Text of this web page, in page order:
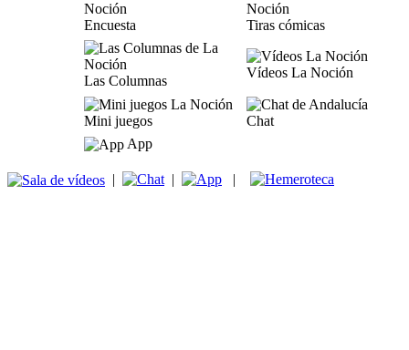
Encuesta Tiras cómicas
Las Columnas
Vídeos La Noción
Mini juegos
Chat
App
| | |